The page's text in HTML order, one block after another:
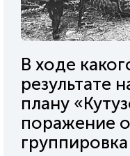
В ходе
результате
плану
поражение